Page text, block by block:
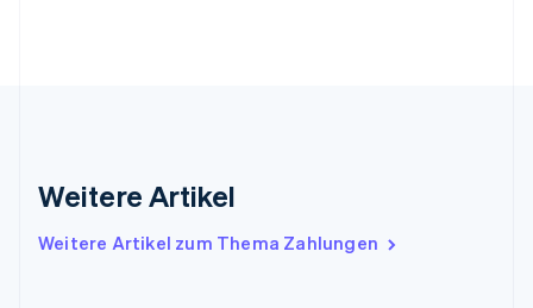
Weitere Artikel
Weitere Artikel zum Thema Zahlungen
English
Italien
Italiano English